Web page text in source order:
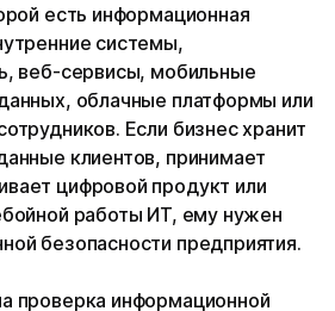
есть информационная
системы,
веб-сервисы, мобильные
облачные платформы или
Если бизнес хранит
клиентов, принимает
цифровой продукт или
работы ИТ, ему нужен
безопасности предприятия.
проверка информационной